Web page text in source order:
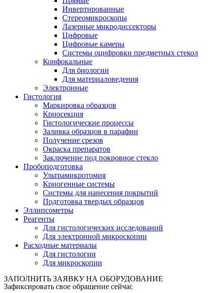
Инвертированные
Стереомикроскопы
Лазерные микродиссекторы
Цифровые
Цифровые камеры
Системы оцифровки предметных стекол
Конфокальные
Для биологии
Для материаловедения
Электронные
Гистология
Маркировка образцов
Криосекция
Гистологические процессы
Заливка образцов в парафин
Получение срезов
Окраска препаратов
Заключение под покровное стекло
Пробоподготовка
Ультрамикротомия
Криогенные системы
Системы для нанесения покрытий
Подготовка твердых образцов
Эллипсометры
Реагенты
Для гистологических исследований
Для электронной микроскопии
Расходные материалы
Для гистологии
Для микроскопии
ЗАПОЛНИТЬ ЗАЯВКУ НА ОБОРУДОВАНИЕ
Зафиксировать свое обращение сейчас